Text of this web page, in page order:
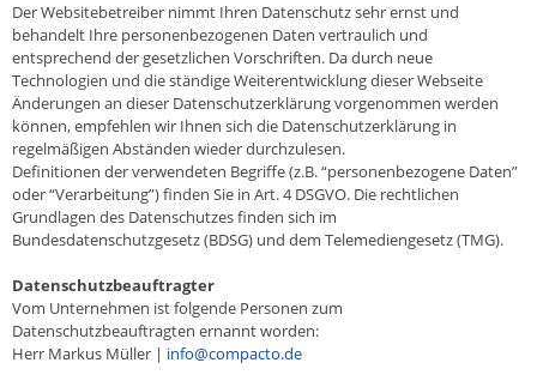
Der Websitebetreiber nimmt Ihren Datenschutz sehr ernst und
behandelt Ihre personenbezogenen Daten vertraulich und
entsprechend der gesetzlichen Vorschriften. Da durch neue
Technologien und die ständige Weiterentwicklung dieser Webseite
Änderungen an dieser Datenschutzerklärung vorgenommen werden
können, empfehlen wir Ihnen sich die Datenschutzerklärung in
regelmäßigen Abständen wieder durchzulesen.
Definitionen der verwendeten Begriffe (z.B. “personenbezogene Daten”
oder “Verarbeitung”) finden Sie in Art. 4 DSGVO. Die rechtlichen
Grundlagen des Datenschutzes finden sich im
Bundesdatenschutzgesetz (BDSG) und dem Telemediengesetz (TMG).
Datenschutzbeauftragter
Vom Unternehmen ist folgende Personen zum
Datenschutzbeauftragten ernannt worden:
Herr Markus Müller | info@compacto.de